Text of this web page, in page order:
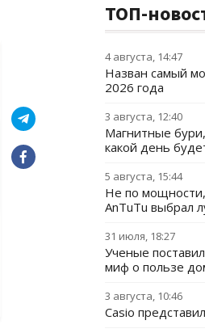
ТОП-
4 августа, 14:47
Назван самый
2026 года
3 августа, 12:40
Магнитные бури,
какой день
5 августа, 15:44
Не по
AnTuTu выбрал
31 июля, 18:27
Ученые
миф о пользе
3 августа, 10:46
Casio